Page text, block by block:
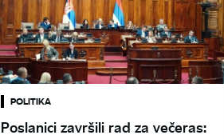
POLITIKA
Poslanici završili rad za večeras: